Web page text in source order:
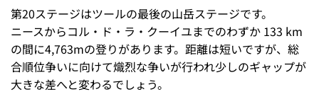
第20ステージはツールの最後の山岳ステージです。
ニースからコル・ド・ラ・クーイユまでのわずか 133 km
の間に4,763mの登りがあります。距離は短いですが、総
合順位争いに向けて熾烈な争いが行われ少しのギャップが
大きな差へと変わるでしょう。